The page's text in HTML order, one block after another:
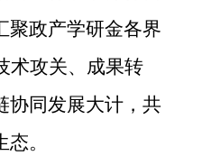
聚政产学研金各界
术攻关、成果转
协同发展大计，共
。